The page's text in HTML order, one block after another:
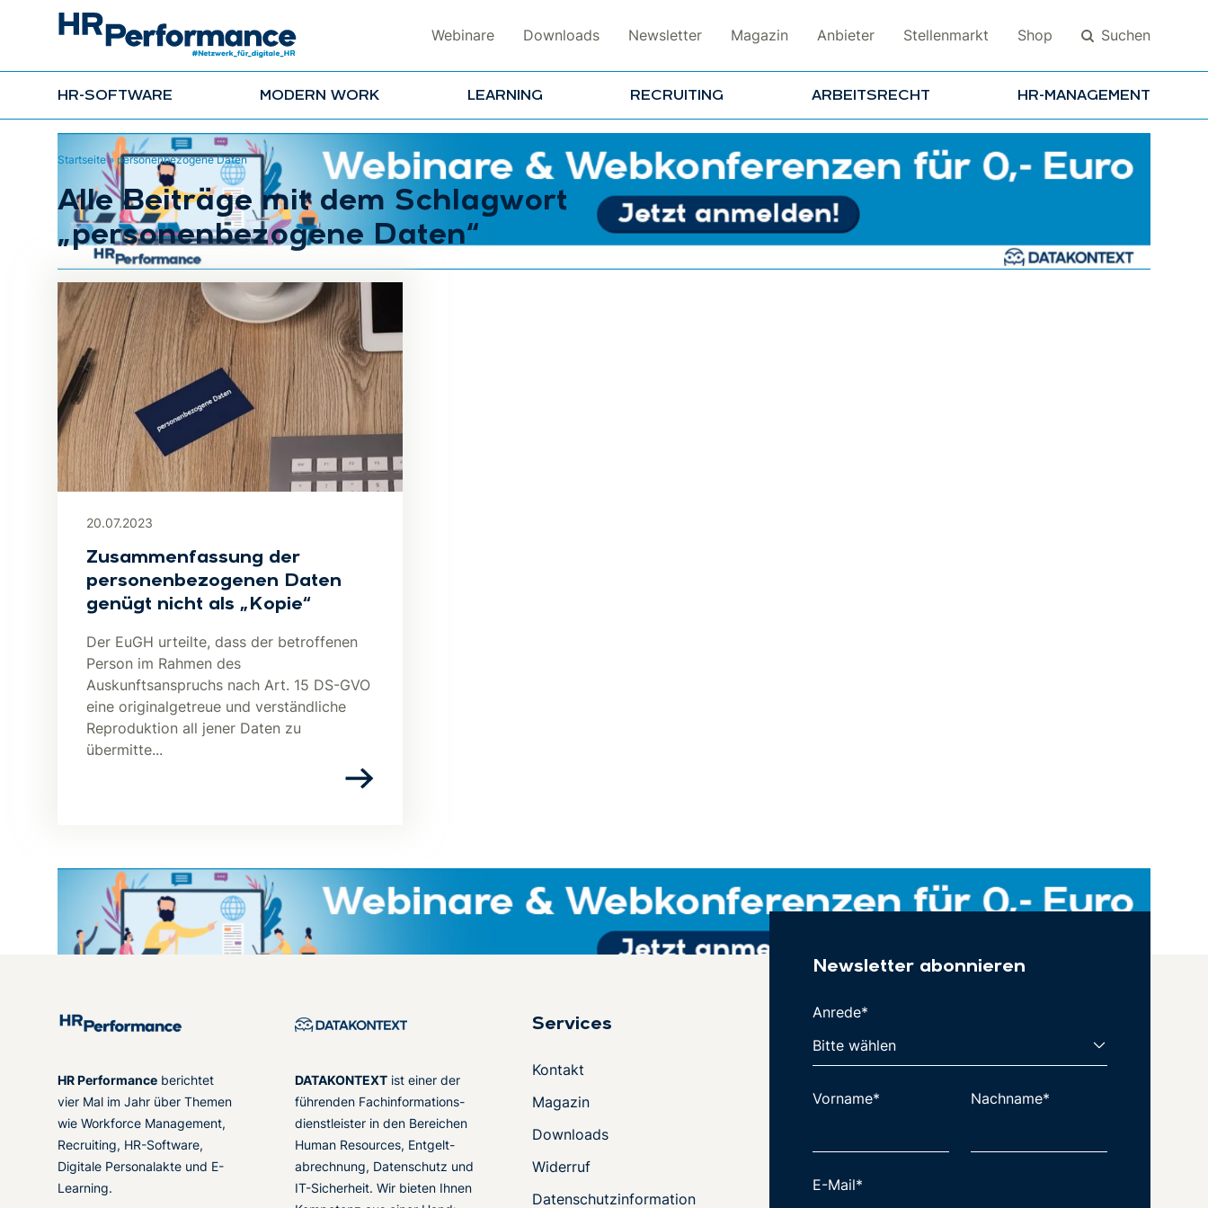
Webinare Downloads Newsletter Magazin Anbieter Stellenmarkt Shop Suchen
HR-SOFTWARE MODERN WORK LEARNING RECRUITING ARBEITSRECHT HR-MANAGEMENT
Suchen
Startseite»personenbezogene Daten
Alle Beiträge mit dem Schlagwort
„personenbezogene Daten“
20.07.2023
Zusammenfassung der
personenbezogenen Daten
genügt nicht als „Kopie“
Der EuGH urteilte, dass der betroffenen
Person im Rahmen des
Auskunftsanspruchs nach Art. 15 DS-GVO
eine originalgetreue und verständliche
Reproduktion all jener Daten zu
übermitte...
HR Performance berichtet
vier Mal im Jahr über Themen
wie Workforce Management,
Recruiting, HR-Software,
Digitale Personalakte und E-
Learning.
DATAKONTEXT ist einer der
führenden Fachinformations-
dienstleister in den Bereichen
Human Resources, Entgelt-
abrechnung, Datenschutz und
IT-Sicherheit. Wir bieten Ihnen
Services
Kontakt
Magazin
Downloads
Widerruf
Datenschutzinformation
Newsletter abonnieren
Anrede*
Vorname* Nachname*
E-Mail*